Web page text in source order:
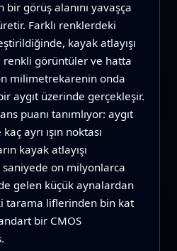
görüş alanını yavaşça
Farklı renklerdeki
kayak atlayışı
görüntüler ve hatta
milimetrekarenin onda
aygıt üzerinde gerçekleşir.
puanı tanımlıyor: aygıt
ayrı ışın noktası
kayak atlayışı
on milyonlarca
gelen küçük aynalardan
tarama liflerinden bin kat
bir CMOS